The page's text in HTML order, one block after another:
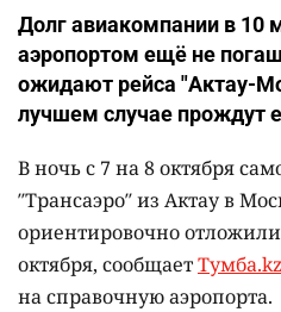
Долг авиакомпании в 10
аэропортом ещё не
ожидают рейса "Актау-
лучшем случае прождут
В ночь с 7 на 8 октября
″Трансаэро″ из Актау в
ориентировочно отложили
октября, сообщаетТумба.kz
на справочную аэропорта.